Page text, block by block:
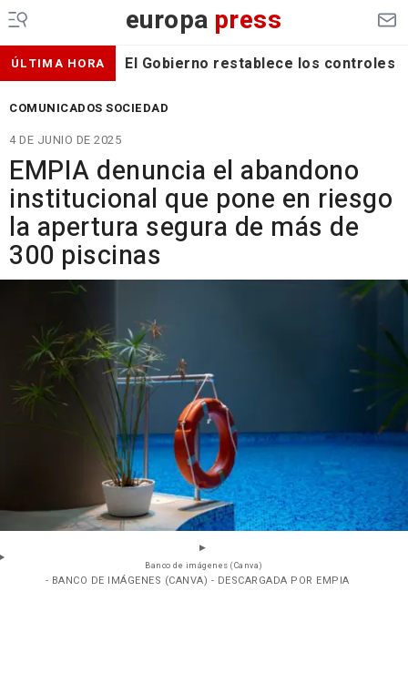
europa press
ÚLTIMA HORA El Gobierno restablece los
COMUNICADOS SOCIEDAD
4 DE JUNIO DE 2025
EMPIA denuncia el abandono
institucional que pone en riesgo
la apertura segura de más de
300 piscinas
Banco de imágenes (Canva)
- BANCO DE IMÁGENES (CANVA) - DESCARGADA POR EMPIA